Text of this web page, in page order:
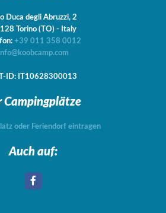
Duca degli Abruzzi, 2
Torino (TO) - Italy
+39 011 358 0012
ID: IT10628300013
Campingplätze
oder Feriendorf eintragen
Auch auf: